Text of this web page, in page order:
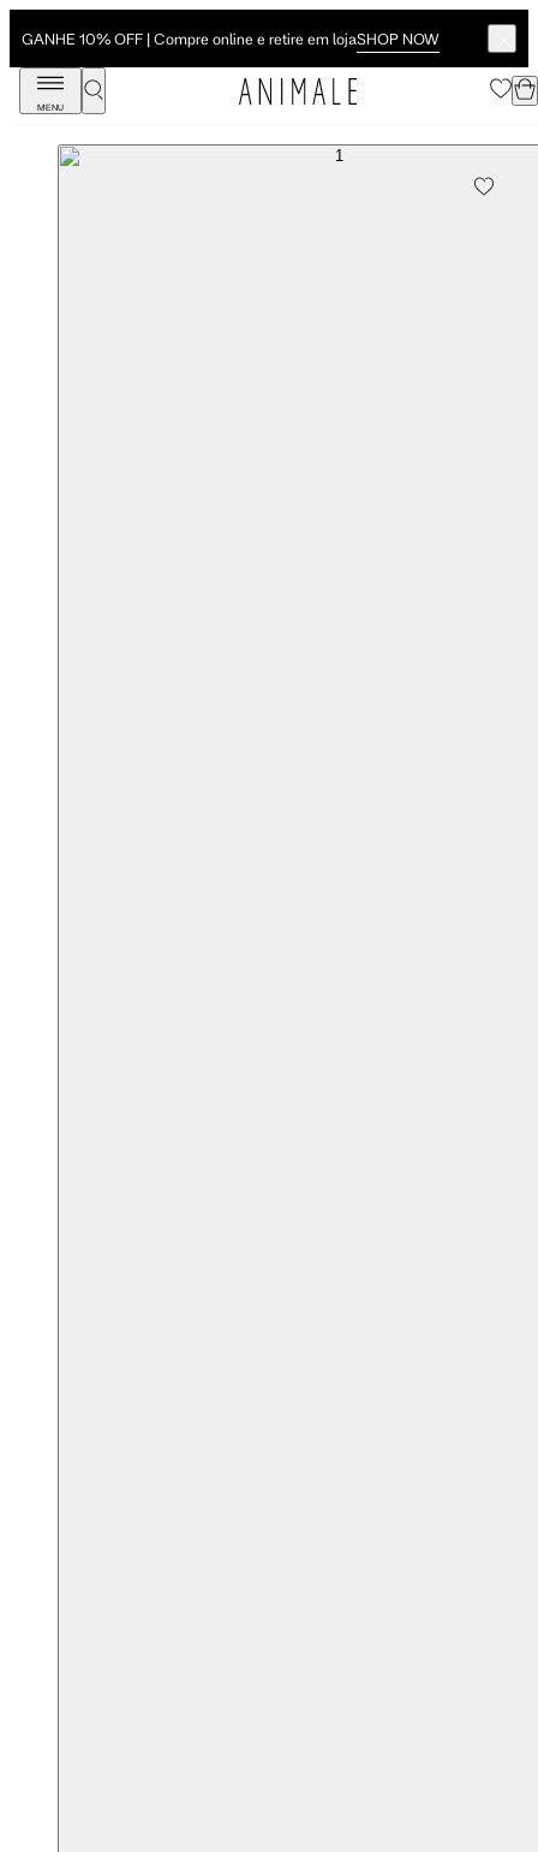
| Compre online e retire em lojaSHOP NOW Novidades:
MENU